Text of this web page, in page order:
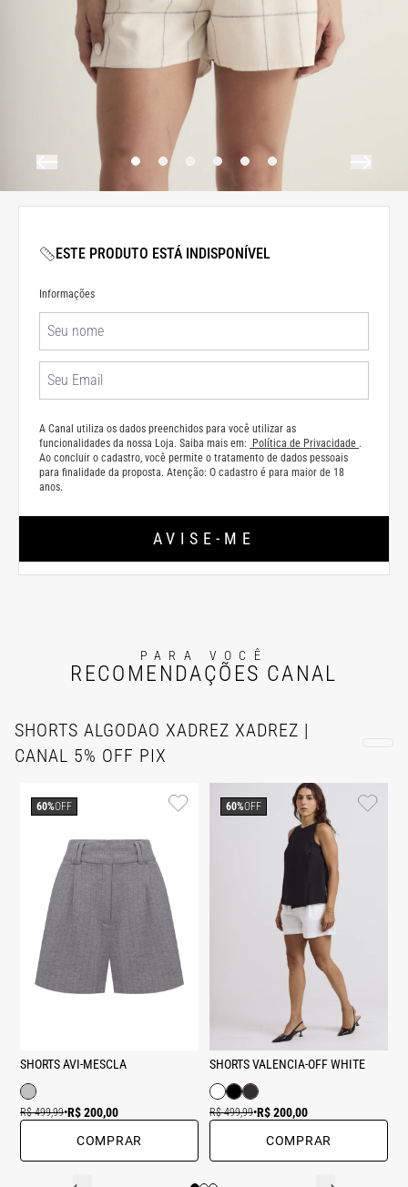
ESTE PRODUTO ESTÁ INDISPONÍVEL
Informações
A Canal utiliza os dados preenchidos para você utilizar as
funcionalidades da nossa Loja. Saiba mais em:
Política de Privacidade .
Ao concluir o cadastro, você permite o tratamento de dados pessoais
para finalidade da proposta. Atenção: O cadastro é para maior de 18
anos.
AVISE-ME
PARA VOCÊ
RECOMENDAÇÕES CANAL
SHORTS ALGODAO XADREZ XADREZ |
CANAL 5% OFF PIX
SHORTS AVI-MESCLA
R$ 499,99•R$ 200,00
60%OFF
COMPRAR
SHORTS VALENCIA-OFF WHITE
R$ 499,99•R$ 200,00
60%OFF
COMPRAR